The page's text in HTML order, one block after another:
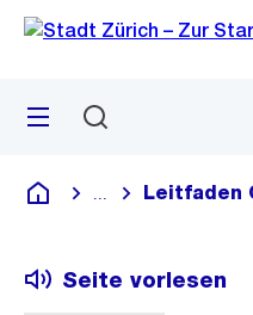
Navigation
Sprunglink
Menü
Deutsch
Blende alle
Leitfaden
Seite vorlesen